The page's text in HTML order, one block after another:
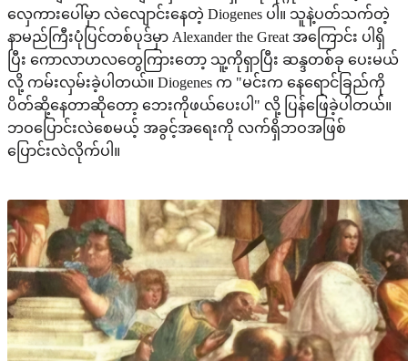
လှေကားပေါ်မှာ လဲလျောင်းနေတဲ့ Diogenes ပါ။ သူနဲ့ပတ်သက်တဲ့
နာမည်ကြီးပုံပြင်တစ်ပုဒ်မှာ Alexander the Great အကြောင်း ပါရှိ
ပြီး ကောလာဟလတွေကြားတော့ သူ့ကိုရှာပြီး ဆန္ဒတစ်ခု ပေးမယ်
လို့ ကမ်းလှမ်းခဲ့ပါတယ်။ Diogenes က "မင်းက နေရောင်ခြည်ကို
ပိတ်ဆို့နေတာဆိုတော့ ဘေးကိုဖယ်ပေးပါ" လို့ ပြန်ဖြေခဲ့ပါတယ်။
ဘဝပြောင်းလဲစေမယ့် အခွင့်အရေးကို လက်ရှိဘဝအဖြစ်
ပြောင်းလဲလိုက်ပါ။